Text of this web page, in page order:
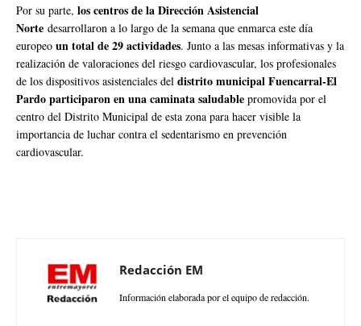
Por su parte, los centros de la Dirección Asistencial
Norte desarrollaron a lo largo de la semana que enmarca este día
europeo un total de 29 actividades. Junto a las mesas informativas y la
realización de valoraciones del riesgo cardiovascular, los profesionales
de los dispositivos asistenciales del distrito municipal Fuencarral-El
Pardo participaron en una caminata saludable promovida por el
centro del Distrito Municipal de esta zona para hacer visible la
importancia de luchar contra el sedentarismo en prevención
cardiovascular.
Redacción EM
Información elaborada por el equipo de redacción.